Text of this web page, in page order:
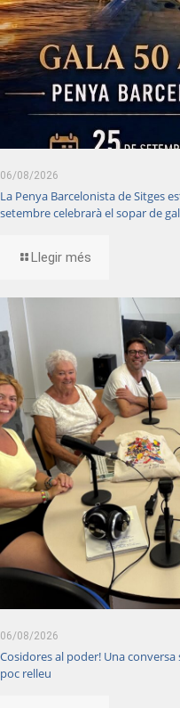
06/08/2026
La Penya Barcelonista de Sitges
setembre celebrarà el sopar de
Llegir més
06/08/2026
Cosidores al poder! Una
poc relleu